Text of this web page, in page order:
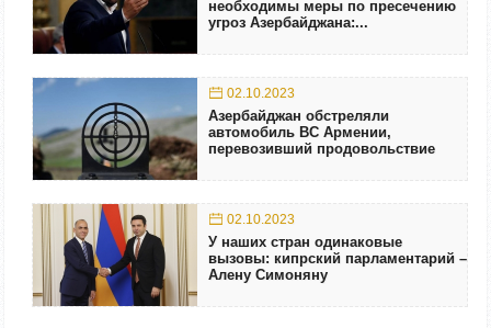
необходимы меры по пресечению
угроз Азербайджана:...
02.10.2023
Азербайджан обстреляли
автомобиль ВС Армении,
перевозивший продовольствие
02.10.2023
У наших стран одинаковые
вызовы: кипрский парламентарий –
Алену Симоняну